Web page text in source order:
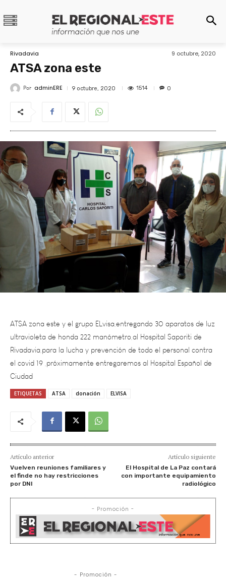
Rivadavia 9 octubre, 2020
ATSA zona este
Por adminERE 9 octubre, 2020 1514 0
ATSA zona este y el grupo ELvisa,entregando 30 aparatos de luz
ultravioleta de honda 222 manómetro,al Hospital Saporiti de
Rivadavia,para la lucha y prevención de todo el personal contra
el covid 19 ,próximamente entregaremos al Hospital Español de
Ciudad
ETIQUETAS ATSA donación ELVISA
Artículo anterior
Vuelven reuniones familiares y
el finde no hay restricciones
por DNI
Artículo siguiente
El Hospital de La Paz contará
con importante equipamiento
radiológico
- Promoción -
- Promoción -